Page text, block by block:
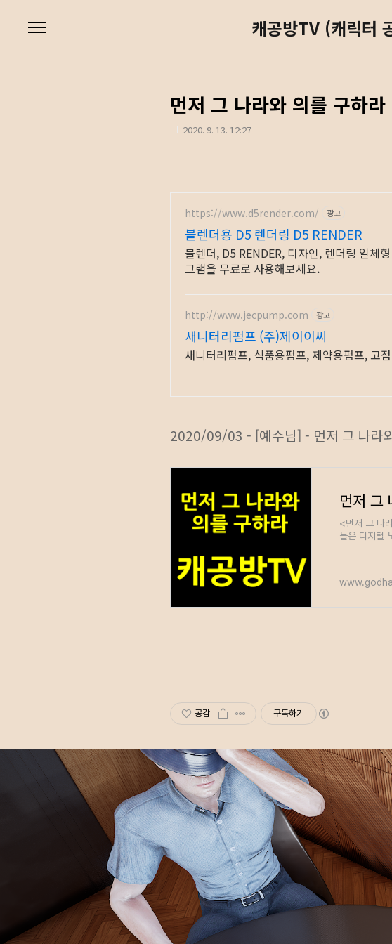
캐공방TV (캐릭터
먼저 그 나라와 의를 구하라
2020. 9. 13. 12:27
https://www.d5render.com/ 광고
블렌더용 D5 렌더링 D5 RENDER
블렌더, D5 RENDER, 디자인, 렌더링 일체
그램을 무료로 사용해보세요.
http://www.jecpump.com 광고
새니터리펌프 (주)제이이씨
새니터리펌프, 식품용펌프, 제약용펌프, 고
2020/09/03 - [예수님] - 먼저 그 나라
먼저 그
<먼저 그 나
들은 디지털
공감 구독하기